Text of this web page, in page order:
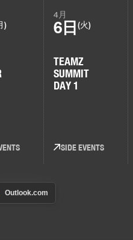
)
4月
6日 (火)
TEAMZ
SUMMIT
DAY 1
SIDE EVENTS